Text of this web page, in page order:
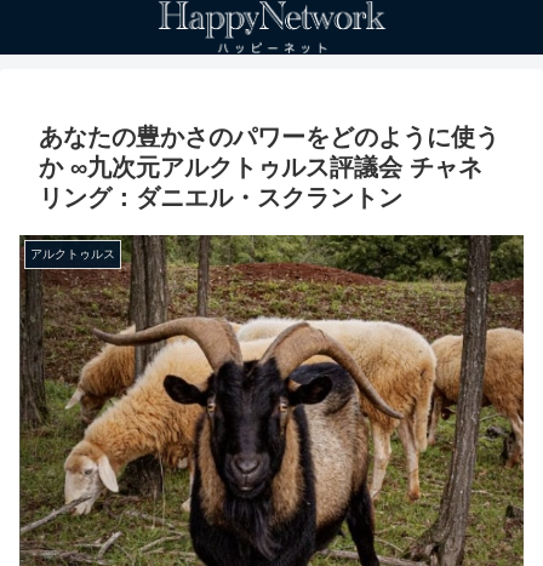
あなたの豊かさのパワーをどのように使う
か ∞九次元アルクトゥルス評議会 チャネ
リング：ダニエル・スクラントン
アルクトゥルス